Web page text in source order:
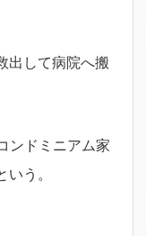
出して病院へ搬
ンドミニアム家
う。